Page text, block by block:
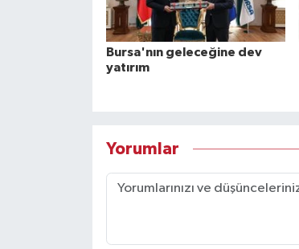
Bursa'nın geleceğine dev
yatırım
Yorumlar